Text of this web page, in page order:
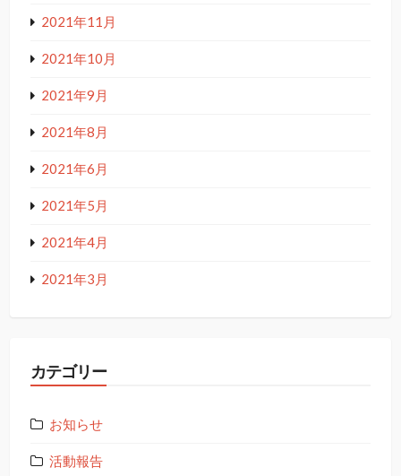
2021年11月
2021年10月
2021年9月
2021年8月
2021年6月
2021年5月
2021年4月
2021年3月
カテゴリー
お知らせ
活動報告